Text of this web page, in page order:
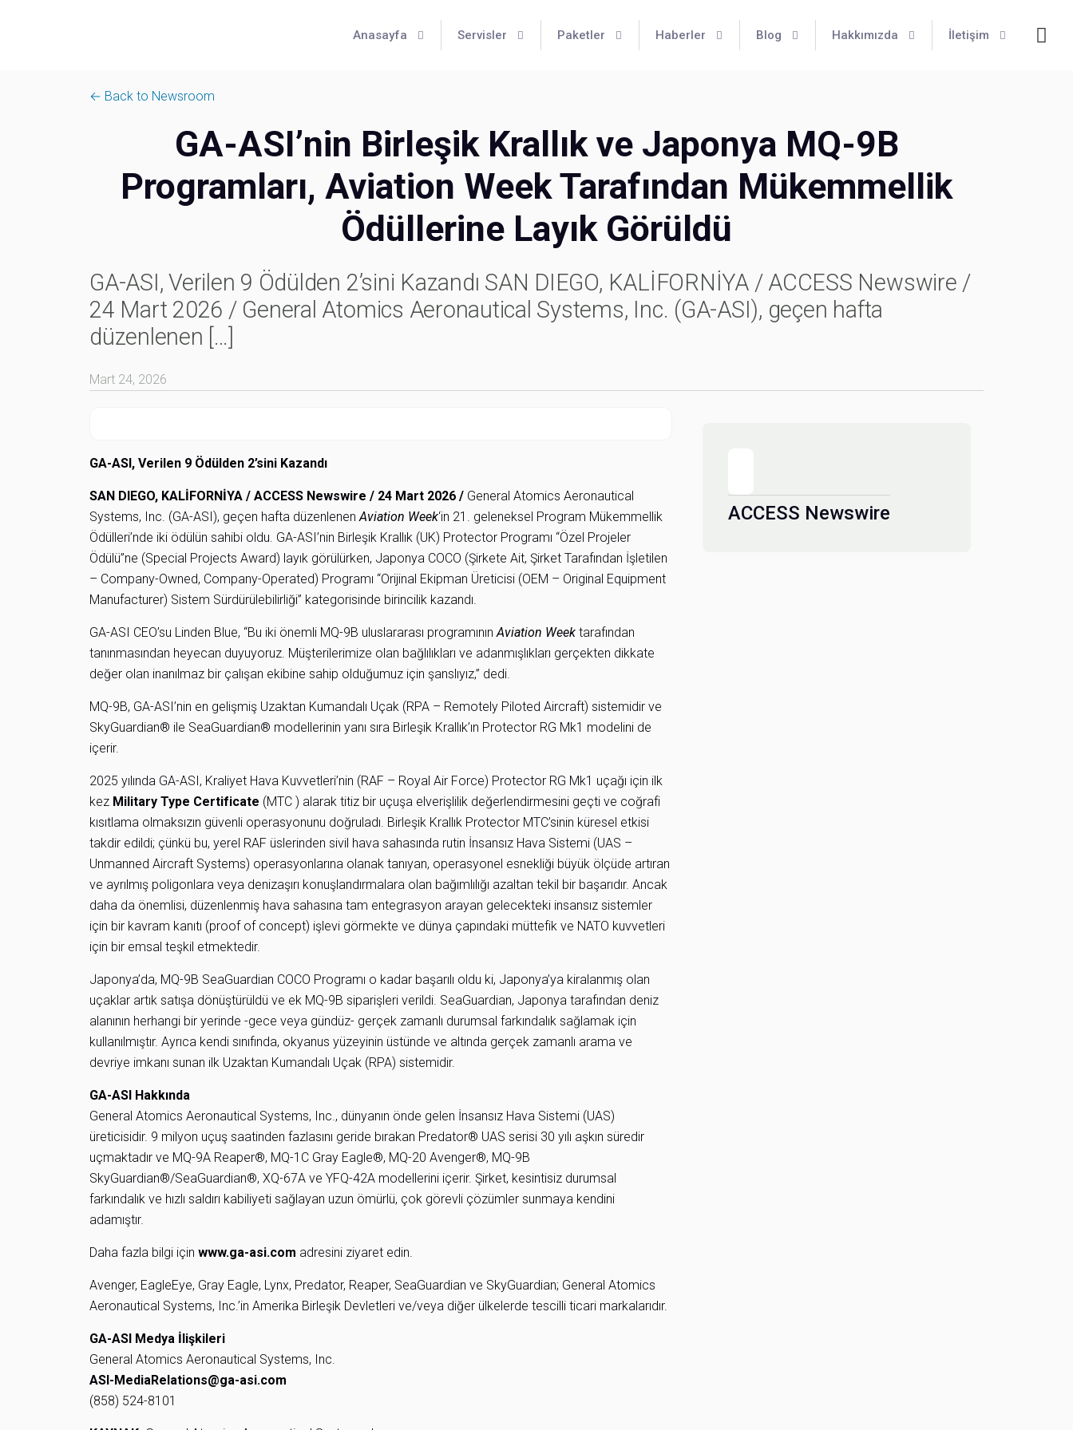
Anasayfa Servisler Paketler Haberler Blog Hakkımızda İletişim
← Back to Newsroom
GA-ASI’nin Birleşik Krallık ve Japonya MQ-9B
Programları, Aviation Week Tarafından Mükemmellik
Ödüllerine Layık Görüldü
GA-ASI, Verilen 9 Ödülden 2’sini Kazandı SAN DIEGO, KALİFORNİYA / ACCESS Newswire /
24 Mart 2026 / General Atomics Aeronautical Systems, Inc. (GA-ASI), geçen hafta
düzenlenen […]
Mart 24, 2026
GA-ASI, Verilen 9 Ödülden 2’sini Kazandı
SAN DIEGO, KALİFORNİYA / ACCESS Newswire / 24 Mart 2026 / General Atomics Aeronautical
Systems, Inc. (GA-ASI), geçen hafta düzenlenenAviation Week‘in 21. geleneksel Program Mükemmellik
Ödülleri’nde iki ödülün sahibi oldu. GA-ASI’nin Birleşik Krallık (UK) Protector Programı “Özel Projeler
Ödülü”ne (Special Projects Award) layık görülürken, Japonya COCO (Şirkete Ait, Şirket Tarafından İşletilen
– Company-Owned, Company-Operated) Programı “Orijinal Ekipman Üreticisi (OEM – Original Equipment
Manufacturer) Sistem Sürdürülebilirliği” kategorisinde birincilik kazandı.
GA-ASI CEO’su Linden Blue, “Bu iki önemli MQ-9B uluslararası programınınAviation Week tarafından
tanınmasından heyecan duyuyoruz. Müşterilerimize olan bağlılıkları ve adanmışlıkları gerçekten dikkate
değer olan inanılmaz bir çalışan ekibine sahip olduğumuz için şanslıyız,” dedi.
MQ-9B, GA-ASI’nin en gelişmiş Uzaktan Kumandalı Uçak (RPA – Remotely Piloted Aircraft) sistemidir ve
SkyGuardian® ile SeaGuardian® modellerinin yanı sıra Birleşik Krallık’ın Protector RG Mk1 modelini de
içerir.
2025 yılında GA-ASI, Kraliyet Hava Kuvvetleri’nin (RAF – Royal Air Force) Protector RG Mk1 uçağı için ilk
kez Military Type Certificate (MTC ) alarak titiz bir uçuşa elverişlilik değerlendirmesini geçti ve coğrafi
kısıtlama olmaksızın güvenli operasyonunu doğruladı. Birleşik Krallık Protector MTC’sinin küresel etkisi
takdir edildi; çünkü bu, yerel RAF üslerinden sivil hava sahasında rutin İnsansız Hava Sistemi (UAS –
Unmanned Aircraft Systems) operasyonlarına olanak tanıyan, operasyonel esnekliği büyük ölçüde artıran
ve ayrılmış poligonlara veya denizaşırı konuşlandırmalara olan bağımlılığı azaltan tekil bir başarıdır. Ancak
daha da önemlisi, düzenlenmiş hava sahasına tam entegrasyon arayan gelecekteki insansız sistemler
için bir kavram kanıtı (proof of concept) işlevi görmekte ve dünya çapındaki müttefik ve NATO kuvvetleri
için bir emsal teşkil etmektedir.
Japonya’da, MQ-9B SeaGuardian COCO Programı o kadar başarılı oldu ki, Japonya’ya kiralanmış olan
uçaklar artık satışa dönüştürüldü ve ek MQ-9B siparişleri verildi. SeaGuardian, Japonya tarafından deniz
alanının herhangi bir yerinde -gece veya gündüz- gerçek zamanlı durumsal farkındalık sağlamak için
kullanılmıştır. Ayrıca kendi sınıfında, okyanus yüzeyinin üstünde ve altında gerçek zamanlı arama ve
devriye imkanı sunan ilk Uzaktan Kumandalı Uçak (RPA) sistemidir.
GA-ASI Hakkında
General Atomics Aeronautical Systems, Inc., dünyanın önde gelen İnsansız Hava Sistemi (UAS)
üreticisidir. 9 milyon uçuş saatinden fazlasını geride bırakan Predator® UAS serisi 30 yılı aşkın süredir
uçmaktadır ve MQ-9A Reaper®, MQ-1C Gray Eagle®, MQ-20 Avenger®, MQ-9B
SkyGuardian®/SeaGuardian®, XQ-67A ve YFQ-42A modellerini içerir. Şirket, kesintisiz durumsal
farkındalık ve hızlı saldırı kabiliyeti sağlayan uzun ömürlü, çok görevli çözümler sunmaya kendini
adamıştır.
Daha fazla bilgi için www.ga-asi.com adresini ziyaret edin.
Avenger, EagleEye, Gray Eagle, Lynx, Predator, Reaper, SeaGuardian ve SkyGuardian; General Atomics
Aeronautical Systems, Inc.’in Amerika Birleşik Devletleri ve/veya diğer ülkelerde tescilli ticari markalarıdır.
GA-ASI Medya İlişkileri
General Atomics Aeronautical Systems, Inc.
ASI-MediaRelations@ga-asi.com
(858) 524-8101
ACCESS Newswire